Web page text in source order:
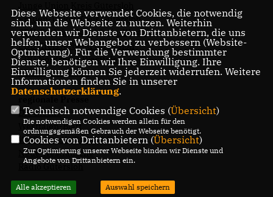
Frauen-Union Kreis Gütersloh
CDU-Fraktion Nordrhein-Westfalen
CDU Kreisverband Gütersloh
CDU Nordrhein Westfalen
CDU Deutschland
Die Glocke
Westfalen-Blatt
WDR - Studio Bielefeld
Neue Westfälische
Radio Gütersloh
Diese Webseite verwendet Cookies, die notwendig
sind, um die Webseite zu nutzen. Weiterhin
verwenden wir Dienste von Drittanbietern, die uns
helfen, unser Webangebot zu verbessern (Website-
Optmierung). Für die Verwendung bestimmter
Dienste, benötigen wir Ihre Einwilligung. Ihre
Einwilligung können Sie jederzeit widerrufen. Weitere
Informationen finden Sie in unserer
Datenschutzerklärung.
Technisch notwendige Cookies (Übersicht)
Die notwendigen Cookies werden allein für den
ordnungsgemäßen Gebrauch der Webseite benötigt.
Cookies von Drittanbietern (Übersicht)
Zur Optimierung unserer Webseite binden wir Dienste und
Angebote von Drittanbietern ein.
Alle akzeptieren Auswahl speichern